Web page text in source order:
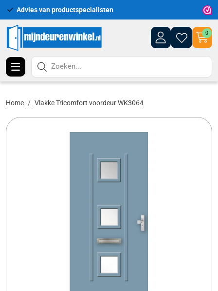
Advies van productspecialisten
0
Zoeken...
Home Vlakke Tricomfort voordeur WK3064